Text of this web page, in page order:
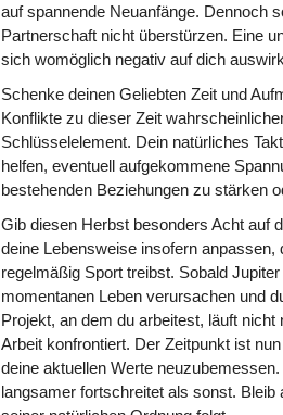
auf spannende Neuanfänge. Dennoch
Partnerschaft nicht überstürzen. Eine
sich womöglich negativ auf dich
Schenke deinen Geliebten Zeit und
Konflikte zu dieser Zeit
Schlüsselelement. Dein natürliches
helfen, eventuell aufgekommene
bestehenden Beziehungen zu stärken
Gib diesen Herbst besonders Acht auf
deine Lebensweise insofern
regelmäßig Sport treibst. Sobald
momentanen Leben verursachen und
Projekt, an dem du arbeitest, läuft
Arbeit konfrontiert. Der Zeitpunkt ist
deine aktuellen Werte
langsamer fortschreitet als sonst.